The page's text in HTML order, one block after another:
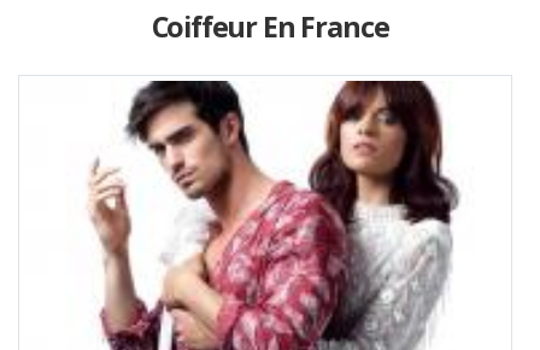
Coiffeur En France